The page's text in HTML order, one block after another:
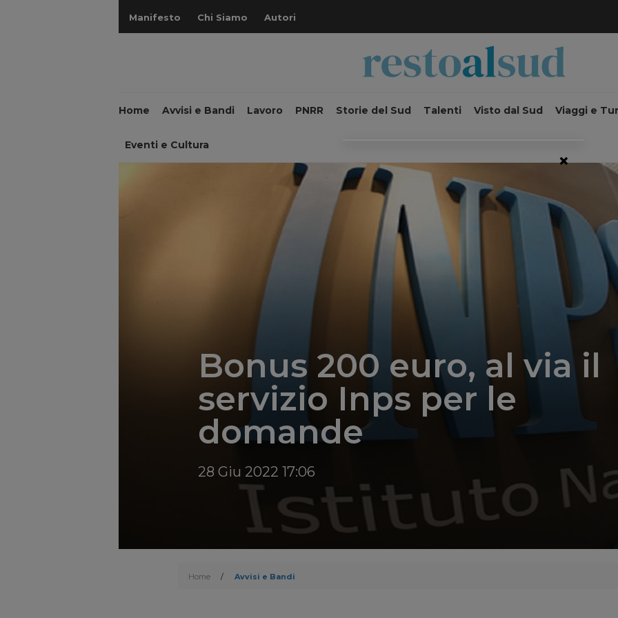
Manifesto Chi Siamo Autori
Home Avvisi e Bandi Lavoro PNRR Storie del Sud Talenti Visto dal Sud Viaggi e
Eventi e Cultura
Bonus 200 euro, al via il
servizio Inps per le
domande
28 Giu 2022 17:06
Home / Avvisi e Bandi
×